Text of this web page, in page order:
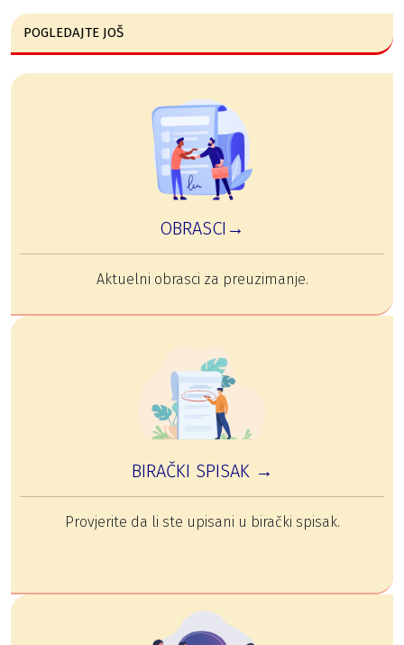
POGLEDAJTE JOŠ
OBRASCI→
Aktuelni obrasci za preuzimanje.
BIRAČKI SPISAK →
Provjerite da li ste upisani u birački spisak.